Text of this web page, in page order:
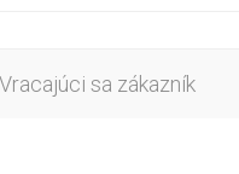
Vracajúci sa zákazník